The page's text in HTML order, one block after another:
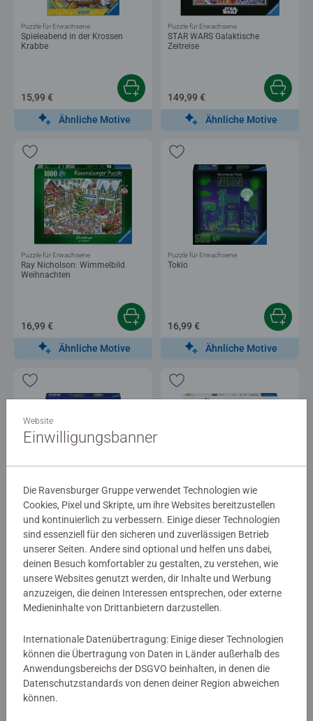
Spieleabend in der Krossen
Krabbe
Puzzle für Erwachsene
15,99 €
Ähnliche Motive
STAR WARS Galaktische
Zeitreise
Puzzle für Erwachsene
149,99 €
Ähnliche Motive
Ray Nicholson: Wimmelbild
Weihnachten
Puzzle für Erwachsene
16,99 €
Ähnliche Motive
Tokio
Puzzle für Erwachsene
16,99 €
Ähnliche Motive
Weihnachtsmann & Co.KG
15,99 €
Ähnliche Motive
Achtsam im Augenblick
12,99 €
Ähnliche Motive
Website
Einwilligungsbanner
Die Ravensburger Gruppe verwendet Technologien wie
Cookies, Pixel und Skripte, um ihre Websites bereitzustellen
und kontinuierlich zu verbessern. Einige dieser Technologien
sind essenziell für den sicheren und zuverlässigen Betrieb
unserer Seiten. Andere sind optional und helfen uns dabei,
deinen Besuch komfortabler zu gestalten, zu verstehen, wie
unsere Websites genutzt werden, dir Inhalte und Werbung
anzuzeigen, die deinen Interessen entsprechen, oder externe
Medieninhalte von Drittanbietern darzustellen.
Internationale Datenübertragung: Einige dieser Technologien
können die Übertragung von Daten in Länder außerhalb des
Anwendungsbereichs der DSGVO beinhalten, in denen die
Datenschutzstandards von denen deiner Region abweichen
können.